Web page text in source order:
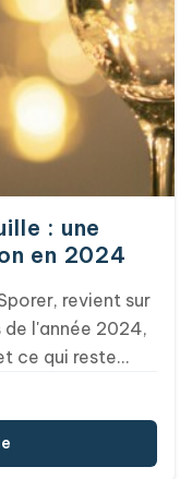
essentiels à la
pas de simples
pratique et
vos
: une
en 2024
revient sur
l'année 2024,
ce qui reste
Cette
la stratégie de
temps avec le
Pay en Google